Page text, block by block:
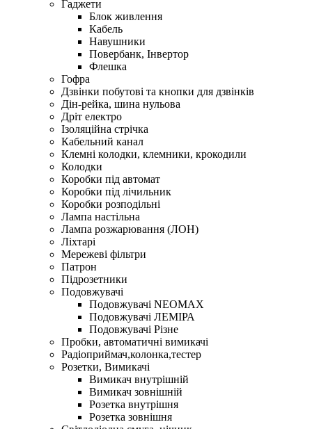
Гаджети
Блок живлення
Кабель
Навушники
Повербанк, Інвертор
Флешка
Гофра
Дзвінки побутові та кнопки для дзвінків
Дін-рейка, шина нульова
Дріт електро
Ізоляційна стрічка
Кабельний канал
Клемні колодки, клемники, крокодили
Колодки
Коробки під автомат
Коробки під лічильник
Коробки розподільні
Лампа настільна
Лампа розжарювання (ЛОН)
Ліхтарі
Мережеві фільтри
Патрон
Підрозетники
Подовжувачі
Подовжувачі NEOMAX
Подовжувачі ЛЕМІРА
Подовжувачі Різне
Пробки, автоматичні вимикачі
Радіоприймач,колонка,тестер
Розетки, Вимикачі
Вимикач внутрішній
Вимикач зовнішній
Розетка внутрішня
Розетка зовнішня